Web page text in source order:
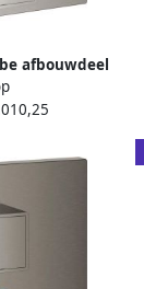
afbouwdeel
met
voor douche